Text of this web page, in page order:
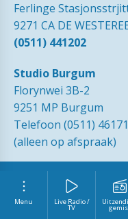
Menu Live Radio /
TV
Ferlinge
9271 CA DE
(0511) 441202
Studio Burgum
Florynwei 3B-2
9251 MP Burgum
Telefoon (0511)
(alleen op afspraak)
© 1989 - 2026 RTVNOF·
·Disclaimer ·